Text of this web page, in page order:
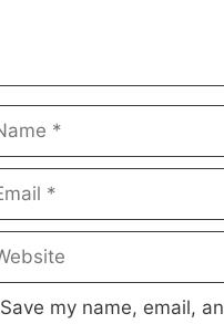
Save my name, email,